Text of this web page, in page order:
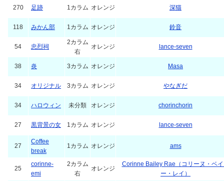
270 足跡 1カラム オレンジ 深猫
118 みかん部 1カラム オレンジ 鈴音
54 忠烈祠
2カラム
右
オレンジ lance-seven
38 炎 3カラム オレンジ Masa
34 オリジナル 3カラム オレンジ やなぎだ
34 ハロウィン 未分類 オレンジ chorinchorin
27 黒背景の女 1カラム オレンジ lance-seven
27
Coffee
break
1カラム オレンジ ams
25
corinne-
emi
2カラム
右
オレンジ
Corinne Bailey Rae（コリーヌ・ベ
ー・レイ）